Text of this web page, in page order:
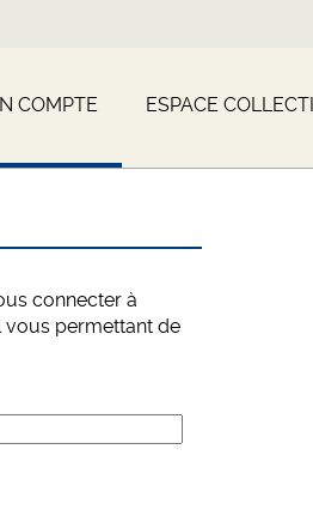
COMPTE ESPACE
connecter à
vous permettant de